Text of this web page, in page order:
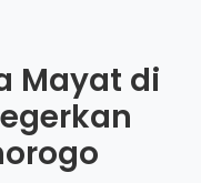
Mayat di